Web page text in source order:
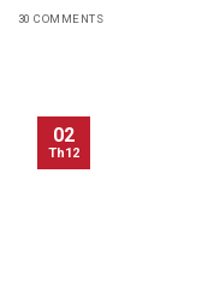
30 COMMENTS
02
Th12